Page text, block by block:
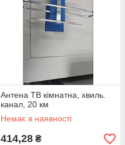
Антена ТВ кімнатна, хвиль.
канал, 20 км
Немає в наявності
414,28 ₴